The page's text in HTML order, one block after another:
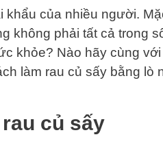
khẩu của nhiều người.
không phải tất cả trong
khỏe? Nào hãy cùng với
làm rau củ sấy bằng lò
củ sấy